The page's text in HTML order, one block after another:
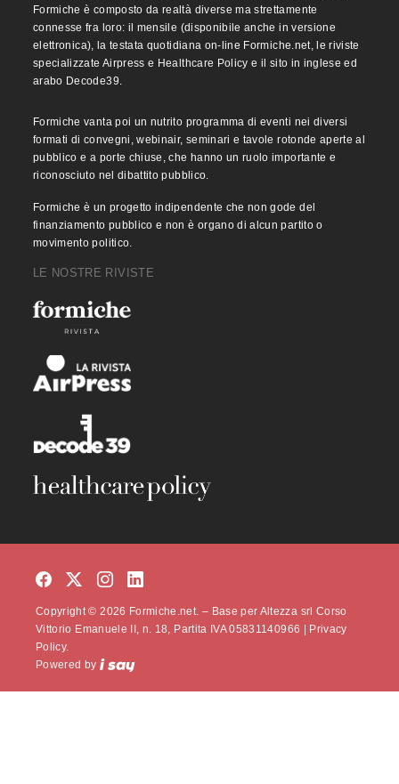
Formiche è composto da realtà diverse ma strettamente
connesse fra loro: il mensile (disponibile anche in versione
elettronica), la testata quotidiana on-line Formiche.net, le riviste
specializzate Airpress e Healthcare Policy e il sito in inglese ed
arabo Decode39.
Formiche vanta poi un nutrito programma di eventi nei diversi
formati di convegni, webinair, seminari e tavole rotonde aperte al
pubblico e a porte chiuse, che hanno un ruolo importante e
riconosciuto nel dibattito pubblico.
Formiche è un progetto indipendente che non gode del
finanziamento pubblico e non è organo di alcun partito o
movimento politico.
LE NOSTRE RIVISTE
Copyright © 2026 Formiche.net. – Base per Altezza srl Corso
Vittorio Emanuele II, n. 18, Partita IVA 05831140966 | Privacy
Policy.
Powered by